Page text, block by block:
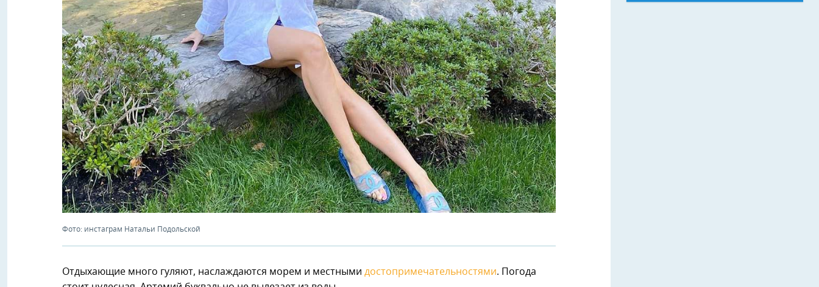
Фото: инстаграм Натальи Подольской
Отдыхающие много гуляют, наслаждаются морем и местными достопримечательностями. Погода